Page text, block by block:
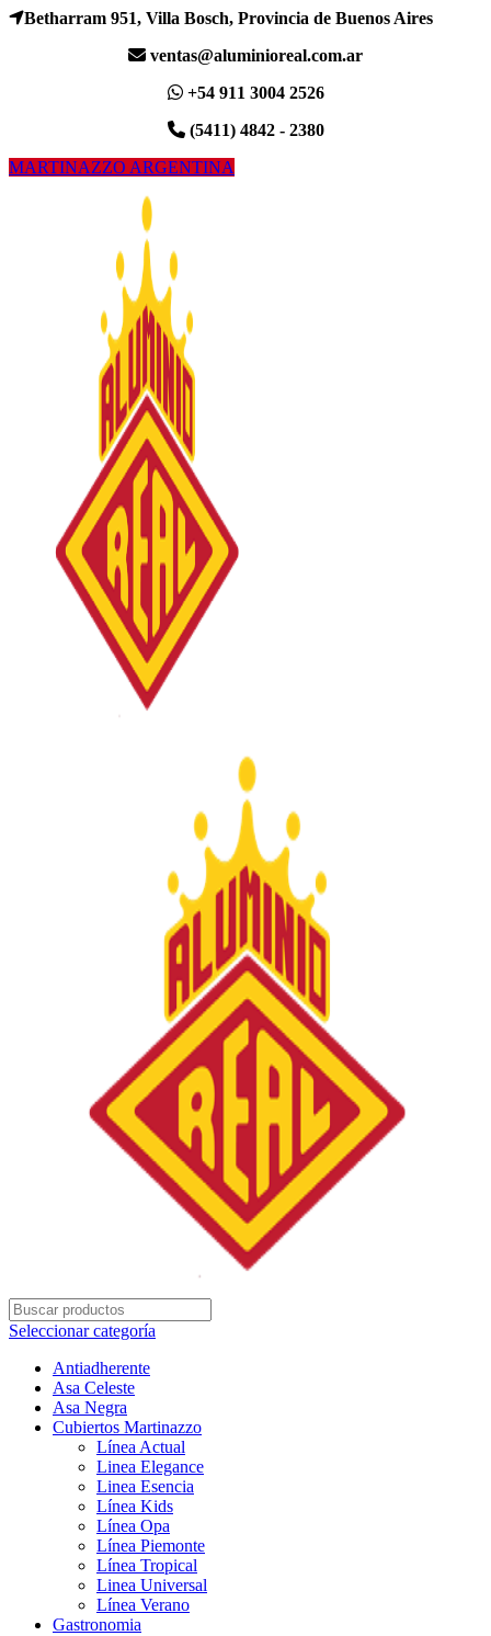
Betharram 951, Villa Bosch, Provincia de Buenos Aires
ventas@aluminioreal.com.ar
+54 911 3004 2526
(5411) 4842 - 2380
MARTINAZZO ARGENTINA
Seleccionar categoría
Antiadherente
Asa Celeste
Asa Negra
Cubiertos Martinazzo
Línea Actual
Linea Elegance
Linea Esencia
Línea Kids
Línea Opa
Línea Piemonte
Línea Tropical
Linea Universal
Línea Verano
Gastronomia